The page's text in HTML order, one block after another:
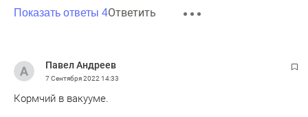
Показать ответы 4Ответить
Павел Андреев
7 Сентября 202214:33
Кормчий в вакууме.